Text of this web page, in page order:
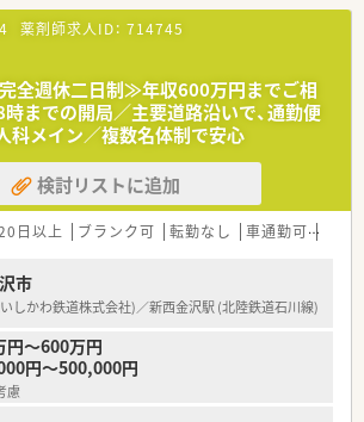
枚から60枚ほどの処方箋を常時複数名の薬剤師
おり、落ち着いて業務に取り組めます。
た外来対応に加え、在宅医療にも積極的に取り組
師としての幅広い経験を積める環境です。
て】
心に多数の店舗を展開しており、地域での知名度
た経営基盤を持つ調剤薬局チェーンです。
関係性を大切にしながら、クリニックや個人病院
展開し地域の患者様を支えております。
すい環境作りを推進しており、産休・育休の取得
務内容】
クリニックからの処方箋に対する調剤や監査、患
な服薬指導を中心に担当していただきます。
施設への訪問を伴う在宅医療業務にも携わって
域医療に貢献するやりがいを実感できます。
管理や発注業務はすべて事務スタッフが行うた
薬剤師求人ID： 714745
完全週休二日制≫年収600万円までご相
までの開局／主要道路沿いで、通勤便
科メイン／複数名体制で安心
検討リストに追加
日以上 ブランク可 転勤なし 車通勤可
市
しかわ鉄道株式会社)／新西金沢駅 (北陸鉄道石川線)
円～600万円
円～500,000円
慮